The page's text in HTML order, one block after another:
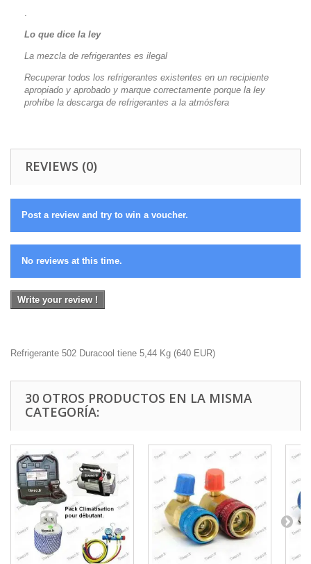
.
Lo que dice la ley
La mezcla de refrigerantes es ilegal
Recuperar todos los refrigerantes existentes en un recipiente
apropiado y aprobado y marque correctamente porque la ley
prohíbe la descarga de refrigerantes a la atmósfera
REVIEWS (0)
Post a review and try to win a voucher.
No reviews at this time.
Write your review !
Refrigerante 502 Duracool tiene 5,44 Kg (640 EUR)
30 OTROS PRODUCTOS EN LA MISMA
CATEGORÍA: